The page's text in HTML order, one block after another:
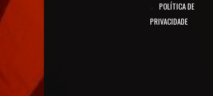
POLÍTICA DE
PRIVACIDADE